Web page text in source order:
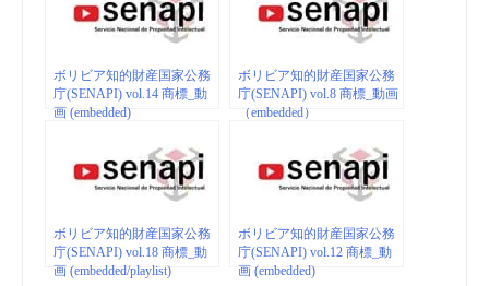
ボリビア知的財産国家公務
庁(SENAPI) vol.14 商標_動
画 (embedded)
ボリビア知的財産国家公務
庁(SENAPI) vol.8 商標_動画
（embedded）
ボリビア知的財産国家公務
庁(SENAPI) vol.18 商標_動
画 (embedded/playlist)
ボリビア知的財産国家公務
庁(SENAPI) vol.12 商標_動
画 (embedded)